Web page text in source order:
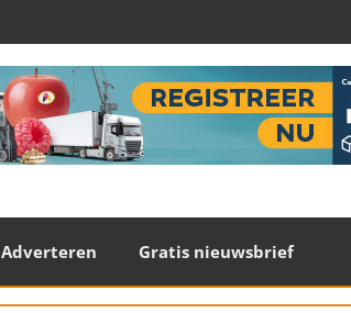
Adverteren Gratis nieuwsbrief